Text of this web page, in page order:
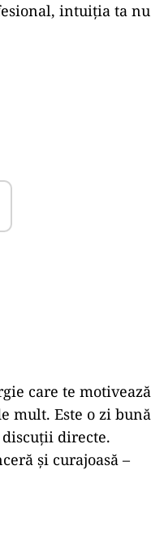
intuiția ta nu
care te motivează
mult. Este o zi bună
directe.
și curajoasă –